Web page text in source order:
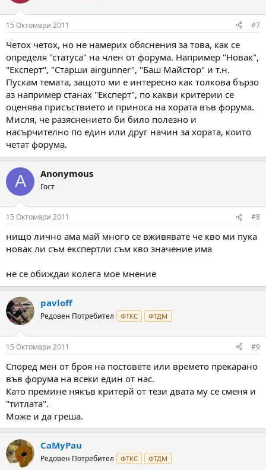
15 Октомври 2011 #7
Четох четох, но не намерих обяснения за това, как се
определя "статуса" на член от форума. Например "Новак",
"Експерт", "Старши airgunner", "Баш Майстор" и т.н.
Пускам темата, защото ми е интересно как толкова бързо
аз например станах "Експерт", по какви критерии се
оценява присъствието и приноса на хората във форума.
Мисля, че разяснението би било полезно и
насърчително по един или друг начин за хората, които
четат форума.
A Anonymous
Гост
15 Октомври 2011 #8
нищо лично ама май много се вживявате че кво ми пука
новак ли съм експертли съм кво значение има
не се обиждаи колега мое мнение
pavloff
Редовен Потребител ФТКС ФТДМ
15 Октомври 2011 #9
Според мен от броя на постовете или времето прекарано
във форума на всеки един от нас.
Като премине някъв критерй от тези двата му се сменя и
"титлата".
Може и да греша.
CaMyPau
Редовен Потребител ФТКС ФТДМ